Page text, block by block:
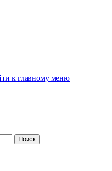
к главному меню